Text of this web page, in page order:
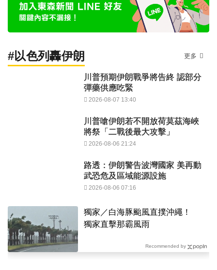
#以色列轟伊朗 更多
川普預期伊朗戰爭將告終 認部分
彈藥供應吃緊
2026-08-07 13:40
川普嗆伊朗若不開放荷莫茲海峽
將祭「二戰後最大攻擊」
2026-08-06 21:24
路透：伊朗警告波灣國家 美再動
武恐危及區域能源設施
2026-08-06 07:16
獨家／白海豚颱風直撲沖繩！
獨家直擊那霸風雨
Recommended by